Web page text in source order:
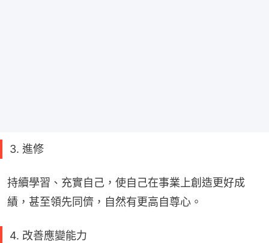
3. 進修
持續學習、充實自己，使自己在事業上創造更好成
績，甚至領先同儕，自然有更高自尊心。
4. 改善應變能力